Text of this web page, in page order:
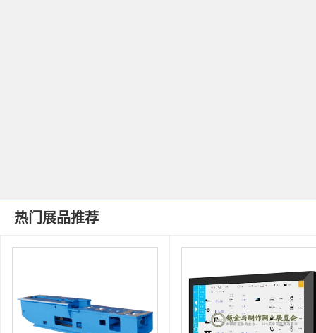
热门展品推荐